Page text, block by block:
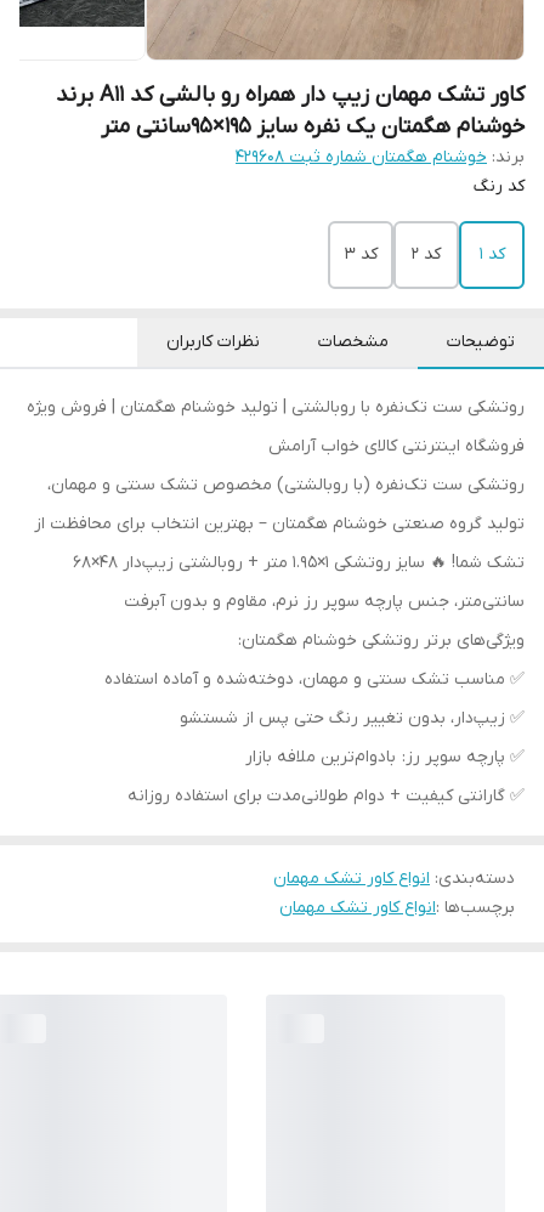
کاور تشک مهمان زیپ دار همراه رو بالشی کد A11 برند
خوشنام هگمتان یک نفره سایز 195×95سانتی متر
برند: خوشنام هگمتان شماره ثبت ۴۲۹۶۰۸
کد رنگ
کد 1 کد 2 کد 3
توضیحات مشخصات نظرات کاربران
روتشکی ست تک‌نفره با روبالشتی | تولید خوشنام هگمتان | فروش ویژه
فروشگاه اینترنتی کالای خواب آرامش
روتشکی ست تک‌نفره (با روبالشتی) مخصوص تشک سنتی و مهمان،
تولید گروه صنعتی خوشنام هگمتان – بهترین انتخاب برای محافظت از
تشک شما! 🔥 سایز روتشکی ۱×۱.۹۵ متر + روبالشتی زیپ‌دار ۴۸×۶۸
سانتی‌متر، جنس پارچه سوپر رز نرم، مقاوم و بدون آبرفت
ویژگی‌های برتر روتشکی خوشنام هگمتان:
✅ مناسب تشک سنتی و مهمان، دوخته‌شده و آماده استفاده
✅ زیپ‌دار، بدون تغییر رنگ حتی پس از شستشو
✅ پارچه سوپر رز: بادوام‌ترین ملافه بازار
✅ گارانتی کیفیت + دوام طولانی‌مدت برای استفاده روزانه
دسته‌بندی: انواع کاور تشک مهمان
برچسب‌ها :انواع کاور تشک مهمان